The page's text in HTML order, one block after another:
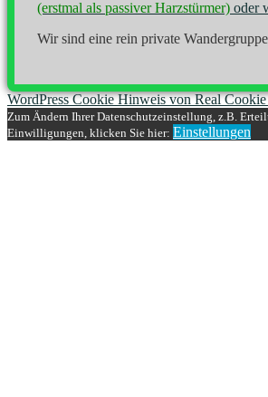
(erstmal als passiver Harzstürmer) oder
Wir sind eine rein private
WordPress Cookie Hinweis von Real
Zum Ändern Ihrer Datenschutzeinstellung, z.B.
Einwilligungen, klicken Sie hier: Einstellungen